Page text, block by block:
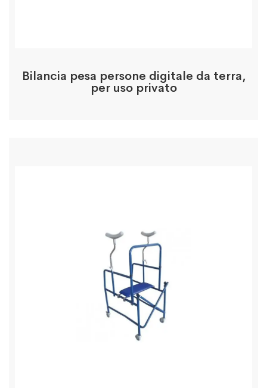
Bilancia pesa persone digitale da terra,
per uso privato